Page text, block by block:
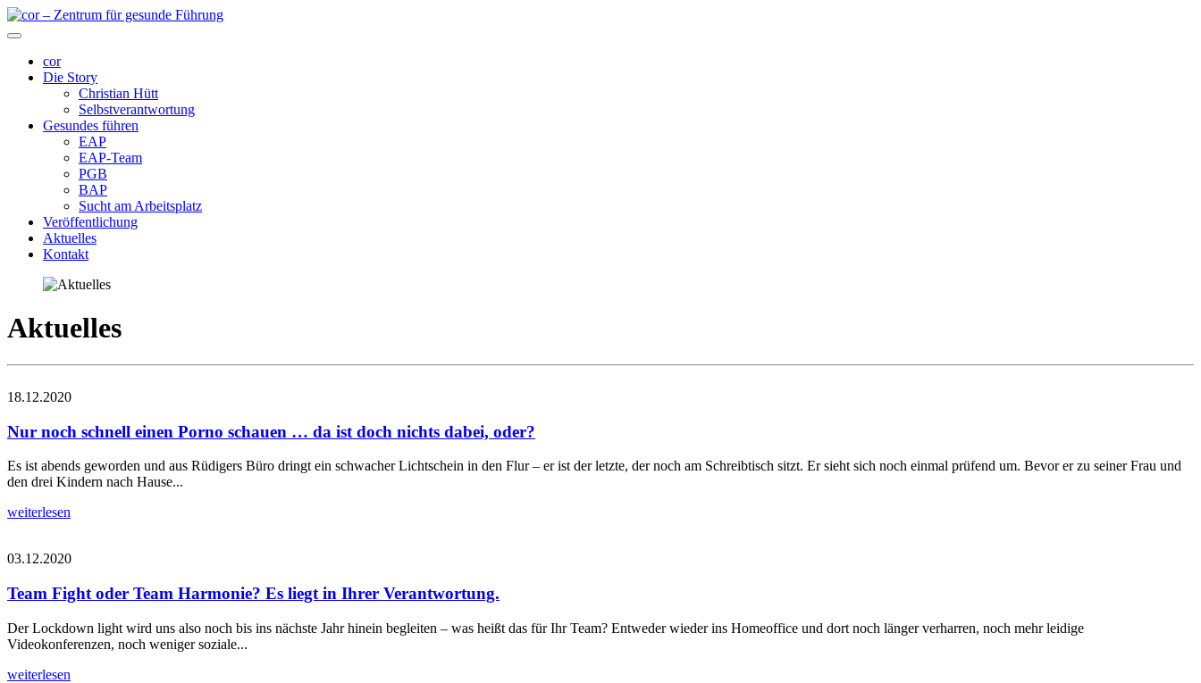
cor
Die Story
Christian Hütt
Selbstverantwortung
Gesundes führen
EAP
EAP-Team
PGB
BAP
Sucht am Arbeitsplatz
Veröffentlichung
Aktuelles
Kontakt
Aktuelles
18.12.2020
Nur noch schnell einen Porno schauen … da ist doch nichts dabei, oder?
Es ist abends geworden und aus Rüdigers Büro dringt ein schwacher Lichtschein in den Flur – er ist der letzte, der noch am Schreibtisch sitzt. Er sieht sich noch einmal prüfend um. Bevor er zu seiner Frau und
den drei Kindern nach Hause...
weiterlesen
03.12.2020
Team Fight oder Team Harmonie? Es liegt in Ihrer Verantwortung.
Der Lockdown light wird uns also noch bis ins nächste Jahr hinein begleiten – was heißt das für Ihr Team? Entweder wieder ins Homeoffice und dort noch länger verharren, noch mehr leidige
Videokonferenzen, noch weniger soziale...
weiterlesen